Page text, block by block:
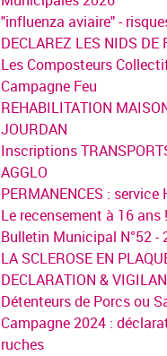
"influenza aviaire" -
DECLAREZ LES NIDS DE
Les Composteurs
Campagne Feu
REHABILITATION
JOURDAN
Inscriptions
AGGLO
PERMANENCES :
Le recensement à 16 ans !
Bulletin Municipal N°52 -
LA SCLEROSE EN
DECLARATION &
Détenteurs de Porcs ou
Campagne 2024 :
ruches